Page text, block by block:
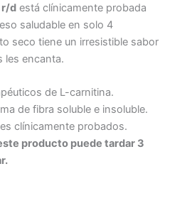
r/d está clínicamente probada
saludable en solo 4
seco tiene un irresistible sabor
les encanta.
de L-carnitina.
de fibra soluble e insoluble.
clínicamente probados.
producto puede tardar 3